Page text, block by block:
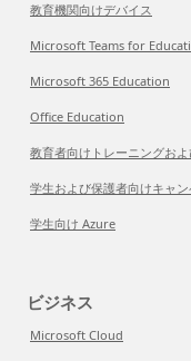
教育機関向けデバイス
Microsoft Teams for
Microsoft 365 Education
Office Education
教育者向けトレーニングお
学生および保護者向けキャ
学生向け Azure
ビジネス
Microsoft Cloud